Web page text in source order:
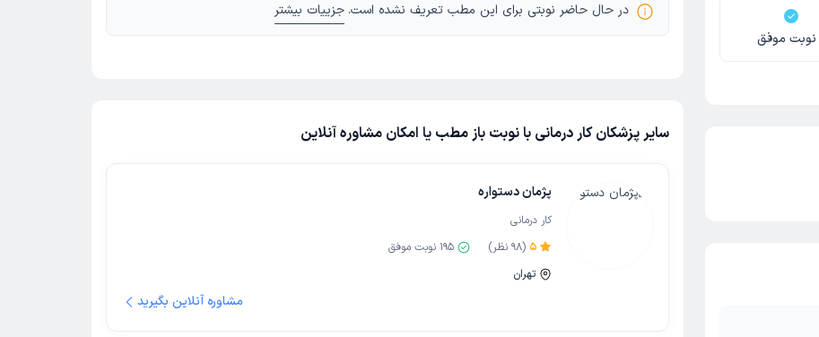
نوبت موفق
در حال حاضر نوبتی برای این مطب تعریف نشده است. جزییات بیشتر
سایر پزشکان کار درمانی با نوبت باز مطب یا امکان مشاوره آنلاین
پژمان دستواره
کار درمانی
5
(
98 نظر) 195 نوبت موفق
تهران
مشاوره آنلاین بگیرید